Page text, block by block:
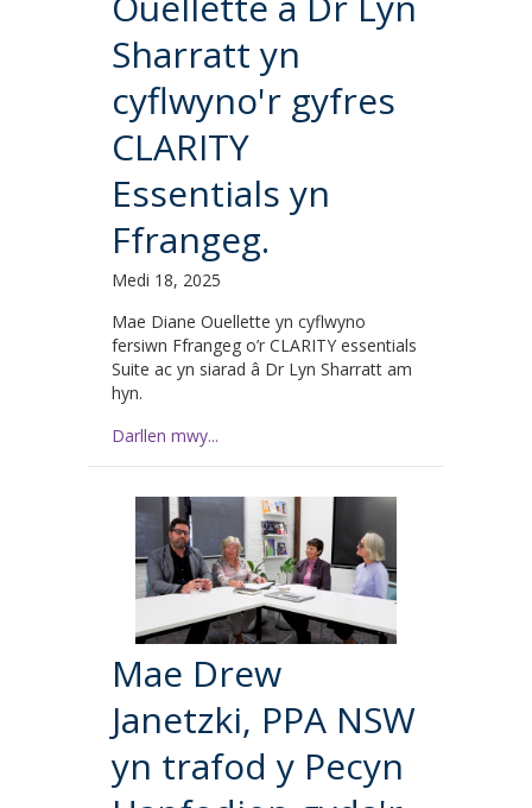
Sharratt yn
cyflwyno'r gyfres
CLARITY
Essentials yn
Ffrangeg.
Medi 18, 2025
Mae Diane Ouellette yn cyflwyno
fersiwn Ffrangeg o’r CLARITY essentials
Suite ac yn siarad â Dr Lyn Sharratt am
hyn.
Darllen mwy...
Mae Drew
Janetzki, PPA NSW
yn trafod y Pecyn